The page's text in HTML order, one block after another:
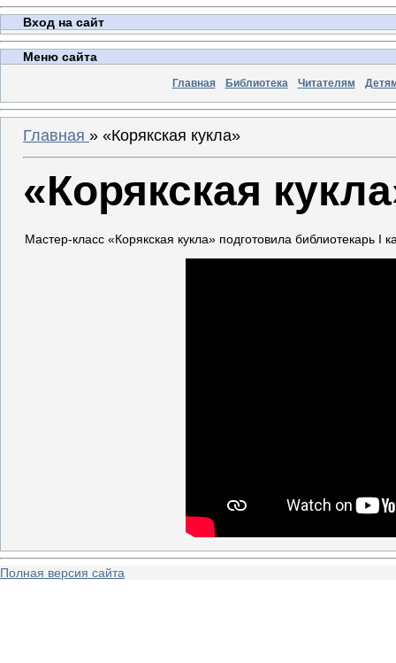
Вход на сайт
Меню сайта
Главная Библиотека Читателям
Главная » «Корякская кукла»
«Корякская
Мастер-класс «Корякская кукла» подготовила библиотекарь
Полная версия сайта